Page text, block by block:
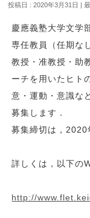
投稿日 : 2020年3月31日
慶應義塾大学文学
専任教員（任期な
教授・准教授・助
ーチを用いたヒト
意・運動・意識な
募集します．
募集締切は，2020
詳しくは，以下の
http://